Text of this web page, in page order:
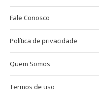
Fale Conosco
Política de privacidade
Quem Somos
Termos de uso